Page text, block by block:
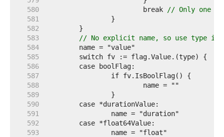
   580
			break
// Only one
   581
   582
   583
// No explicit name, so use type if
   584
   585
   586
   587
   588
   589
   590
   591
   592
   593